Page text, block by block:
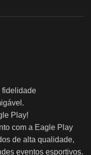
fidelidade
Play!
com a Eagle Play
de alta qualidade,
eventos esportivos.